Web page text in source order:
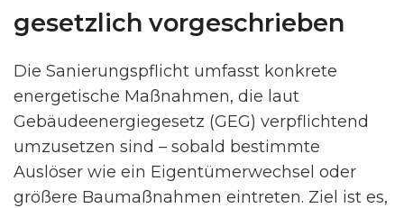
gesetzlich vorgeschrieben
Die Sanierungspflicht umfasst konkrete
energetische Maßnahmen, die laut
Gebäudeenergiegesetz (GEG) verpflichtend
umzusetzen sind – sobald bestimmte
Auslöser wie ein Eigentümerwechsel oder
größere Baumaßnahmen eintreten. Ziel ist es,